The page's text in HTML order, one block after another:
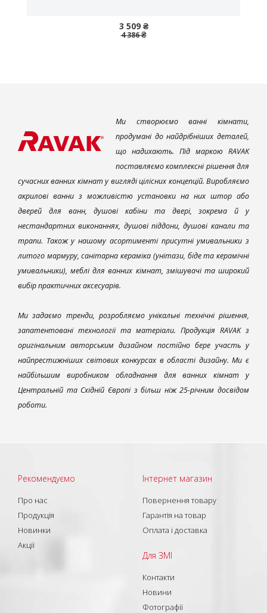
3 509 ₴
4 386 ₴
Ми створюємо ванні кімнати,
продумані до найдрібніших деталей,
що надихають. Під маркою RAVAK
поставляємо комплексні рішення для
сучасних ванних кімнат у вигляді цілісних концепцій. Виробляємо
акрилові ванни з можливістю установки на них штор або
дверей для ванн, душові кабіни та двері, зокрема й у
нестандартних виконаннях, душові піддони, душові канали та
трапи. Також у нашому асортименті присутні умивальники з
литого мармуру, санітарна кераміка (унітази, біде та керамічні
умивальники), меблі для ванних кімнат, змішувачі та широкий
вибір практичних аксесуарів.
Ми задаємо тренди, розробляємо унікальні технічні рішення,
запатентовані технології та матеріали. Продукція RAVAK з
оригінальним авторським дизайном постійно бере участь у
найпрестижніших світових конкурсах в області дизайну. Ми є
найбільшим виробником обладнання для ванних кімнат у
Центральній та Східній Європі з більш ніж 25-річним досвідом
роботи.
Рекомендуємо
Про нас
Продукція
Новинки
Акції
Інтернет магазин
Повернення товару
Гарантія на товар
Оплата і доставка
Для ЗМІ
Контакти
Новини
Фотографії